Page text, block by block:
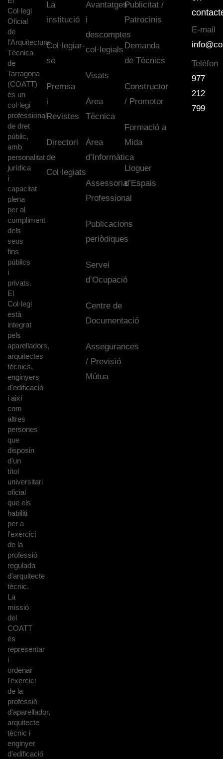
Col·legi
Oficial
de
l’Arquitectura
Tècnica
de
Tarragona
(COATT)
és un
col·legi
professional
de dret
públic,
amb
personalitat
jurídica
i
capacitat
plena
per al
compliment
dels
seus
fins
públics
i
privats.
El
Col·legi
està
integrat
pels
aparelladors,
arquitectes
tècnics,
enginyers
d'edificació
i així
com
altres
persones
que
disposin
d'un
títol
universitari
oficial
que els
habiliti
per a
l'exercici
de la
professió
regulada
d'arquitecte
tècnic.
La
missió
del
COATT
és
representar
i
ordenar
l'exercici
de la
professió
d'aparellador,
arquitecte
tècnic i
enginyer
d'edificació
La
institució
Col·legiar-
se
Premsa
i
Revistes
Directori
de
Col·legiats
Avantatges
i
descomptes
col·legials
Visats
Àrea
Tècnica
Àrea
d’Informàtica
Assessoria
Professional
Publicacions
periòdiques
Servei
d’Ocupació
Centre de
Documentació
Assegurances
/ Previsió
Mútua
Publicitat /
Patrocinis
Demanda
de Tècnics
Constructor
/ Promotor
Formació a
Mida
Lloguer
d’Espais
E-mail
Telèfon
977
212
799